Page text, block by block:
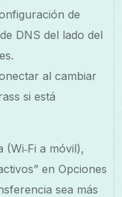
de
DNS del lado del
al cambiar
si está
a móvil),
en Opciones
sea más